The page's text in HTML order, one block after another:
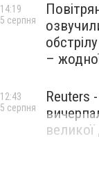
–
14:19
5 серпня
великої
12:43
5 серпня